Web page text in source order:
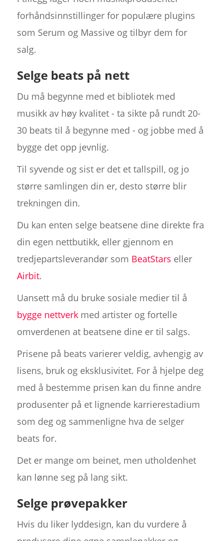
forhåndsinnstillinger for populære plugins
som Serum og Massive og tilbyr dem for
salg.
Selge beats på nett
Du må begynne med et bibliotek med
musikk av høy kvalitet - ta sikte på rundt 20-
30 beats til å begynne med - og jobbe med å
bygge det opp jevnlig.
Til syvende og sist er det et tallspill, og jo
større samlingen din er, desto større blir
trekningen din.
Du kan enten selge beatsene dine direkte fra
din egen nettbutikk, eller gjennom en
tredjepartsleverandør som BeatStars eller
Airbit.
Uansett må du bruke sosiale medier til å
bygge nettverkmed artister og fortelle
omverdenen at beatsene dine er til salgs.
Prisene på beats varierer veldig, avhengig av
lisens, bruk og eksklusivitet. For å hjelpe deg
med å bestemme prisen kan du finne andre
produsenter på et lignende karrierestadium
som deg og sammenligne hva de selger
beats for.
Det er mange om beinet, men utholdenhet
kan lønne seg på lang sikt.
Selge prøvepakker
Hvis du liker lyddesign, kan du vurdere å